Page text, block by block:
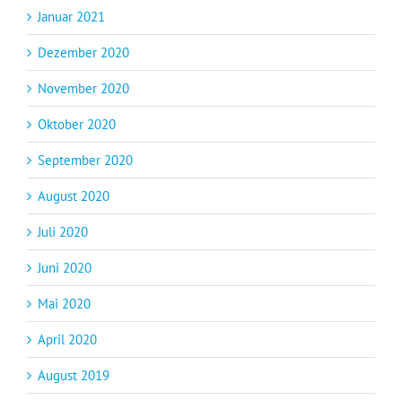
Januar 2021
Dezember 2020
November 2020
Oktober 2020
September 2020
August 2020
Juli 2020
Juni 2020
Mai 2020
April 2020
August 2019